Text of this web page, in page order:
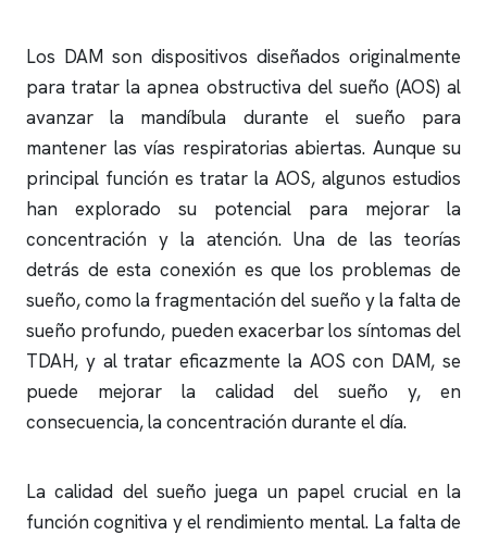
Los DAM son dispositivos diseñados originalmente
para tratar laapnea obstructivadel sueño (AOS) al
avanzar la mandíbula durante el sueño para
mantener las vías respiratorias abiertas. Aunque su
principal función es tratar la AOS, algunos estudios
han explorado su potencial para mejorar la
concentración y la atención. Una de las teorías
detrás de esta conexión es que los problemas de
sueño, como la fragmentación del sueño y la falta de
sueño profundo, pueden exacerbar los síntomas del
TDAH, y al tratar eficazmente la AOS con DAM, se
puede mejorar la calidad del sueño y, en
consecuencia, la concentración durante el día.
La calidad del sueño juega un papel crucial en la
función cognitiva y el rendimiento mental. La falta de